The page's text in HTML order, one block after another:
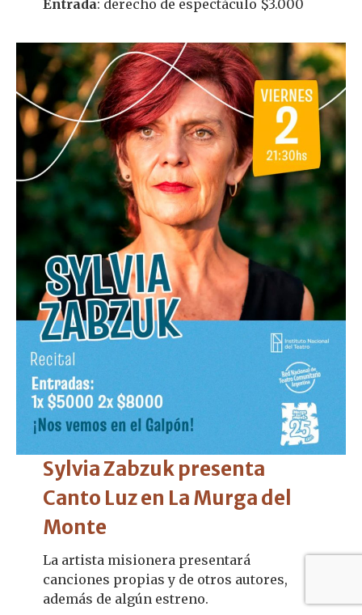
Entrada: derecho de espectáculo $3.000
Sylvia Zabzuk presenta
Canto Luz en La Murga del
Monte
La artista misionera presentará
canciones propias y de otros autores,
además de algún estreno.